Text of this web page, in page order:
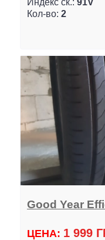
Индекс ск.: 91V
Кол-во: 2
Good Year
ЦЕНА: 1 999